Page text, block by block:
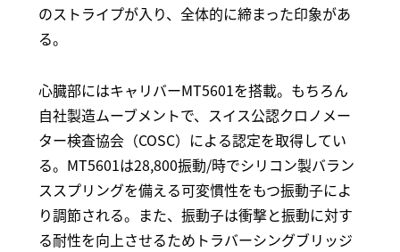
のストライプが入り、全体的に締まった印象があ
る。
心臓部にはキャリバーMT5601を搭載。もちろん
自社製造ムーブメントで、スイス公認クロノメー
ター検査協会（COSC）による認定を取得してい
る。MT5601は28,800振動/時でシリコン製バラン
ススプリングを備える可変慣性をもつ振動子によ
り調節される。また、振動子は衝撃と振動に対す
る耐性を向上させるためトラバーシングブリッジ